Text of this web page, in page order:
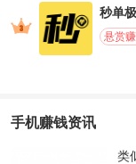
秒单
悬赏
手机赚钱资讯
类